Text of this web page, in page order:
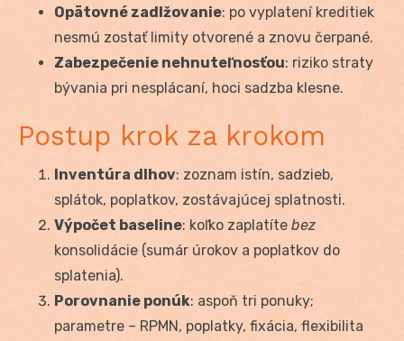
Opätovné zadlžovanie: po vyplatení kreditiek
nesmú zostať limity otvorené a znovu čerpané.
Zabezpečenie nehnuteľnosťou: riziko straty
bývania pri nesplácaní, hoci sadzba klesne.
Postup krok za krokom
Inventúra dlhov: zoznam istín, sadzieb,
splátok, poplatkov, zostávajúcej splatnosti.
Výpočet baseline: koľko zaplatíte bez
konsolidácie (sumár úrokov a poplatkov do
splatenia).
Porovnanie ponúk: aspoň tri ponuky;
parametre – RPMN, poplatky, fixácia, flexibilita